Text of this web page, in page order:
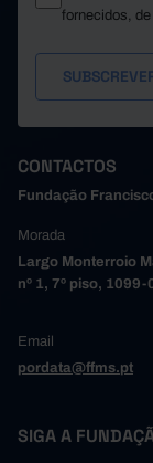
fornecidos,
CONTACTOS
Fundação
Morada
Largo Monterroio
nº 1, 7º piso,
Email
pordata@ffms.pt
SIGA A